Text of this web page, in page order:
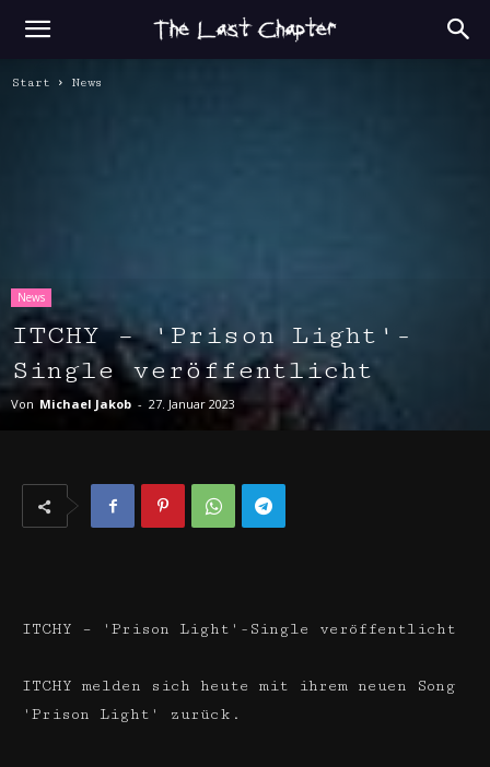
Start News
News
ITCHY – 'Prison Light'-
Single veröffentlicht
Von Michael Jakob - 27. Januar 2023
ITCHY – 'Prison Light'-Single veröffentlicht
ITCHY melden sich heute mit ihrem neuen Song
'Prison Light' zurück.